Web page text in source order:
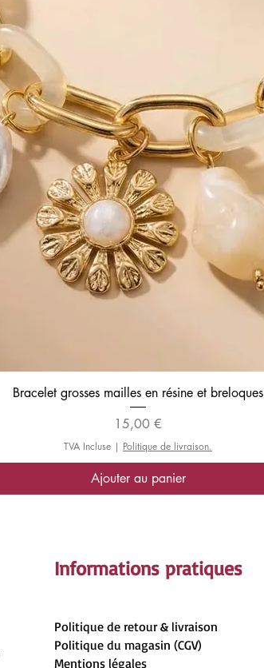
Aperçu rapide
Bracelet grosses mailles en résine et breloques
Prix
15,00 €
TVA Incluse | Politique de livraison.
Ajouter au panier
Informations pratiques
Politique de retour & livraison
Politique du magasin (CGV)
Mentions légales